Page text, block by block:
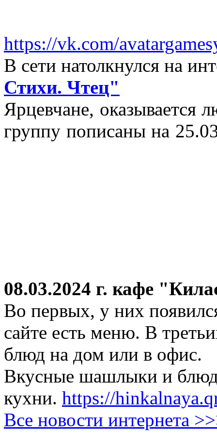
https://vk.com/
В сети натолкнулся на
Стихи. Чтец"
Ярцевчане,
группу пописаны на
08.03.2024 г. кафе
Во первых, у них
сайте есть меню. В
блюд на дом или в офис.
Вкусные шашлыки и
кухни. https://
Все новости интернета